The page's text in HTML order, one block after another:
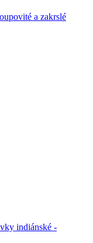
a zakrslé
indiánské -